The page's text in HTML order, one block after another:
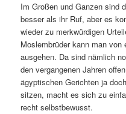
Im Großen und Ganzen sind
besser als ihr Ruf, aber es
wieder zu merkwürdigen
Moslembrüder kann man
ausgehen. Da sind nämlich
den vergangenen Jahren
ägyptischen Gerichten ja
sitzen, macht es sich zu
recht selbstbewusst.